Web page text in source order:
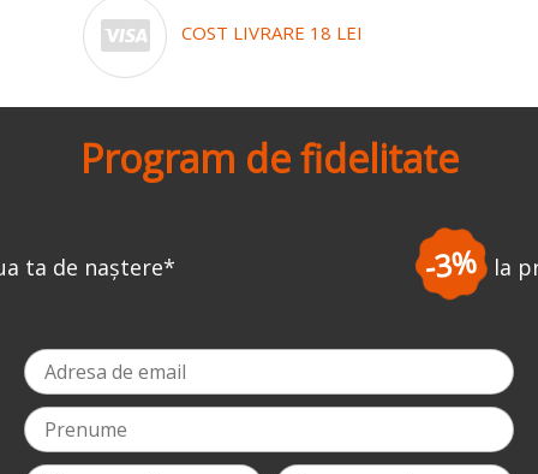
COST LIVRARE 18 LEI
Program de fidelitate
-3% *